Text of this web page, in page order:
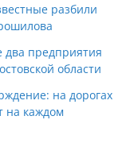
разбили
два предприятия
области
на дорогах
на каждом